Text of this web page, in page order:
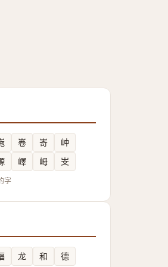
㟡 㟢
㞲
嶧 㟂 㞵
字
龙 和 德